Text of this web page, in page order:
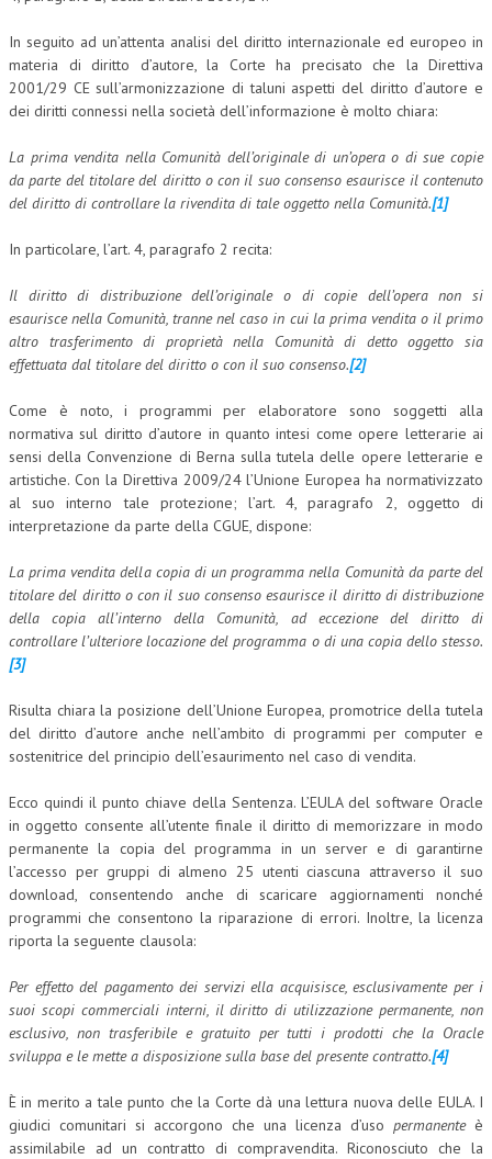
MARKETING
TREASURY IN FINANCIAL SERVICES
SVILUPPO SOSTENIBILE
DIRITTO PENALE D’IMPRESA
DIRITTO DEL WEB
CRIMINOLOGIA E CRIMINALISTICA
FISCO
DIRITTO TRIBUTARIO
TAX RISK MANAGEMENT
CRIMINOLOGIA TRIBUTARIA
CFC E PARADISI FISCALI
TRANSFER PRICING
PRASSI
AMMINISTRATIVA
GIURISPRUDENZA
EUROPEA
In seguito ad un’attenta analisi del diritto internazionale ed europeo in
materia di diritto d’autore, la Corte ha precisato che la Direttiva
2001/29 CE sull’armonizzazione di taluni aspetti del diritto d’autore e
dei diritti connessi nella società dell’informazione è molto chiara:
La prima vendita nella Comunità dell’originale di un’opera o di sue copie
da parte del titolare del diritto o con il suo consenso esaurisce il contenuto
del diritto di controllare la rivendita di tale oggetto nella Comunità.[1]
In particolare, l’art. 4, paragrafo 2 recita:
Il diritto di distribuzione dell’originale o di copie dell’opera non si
esaurisce nella Comunità, tranne nel caso in cui la prima vendita o il primo
altro trasferimento di proprietà nella Comunità di detto oggetto sia
effettuata dal titolare del diritto o con il suo consenso.[2]
Come è noto, i programmi per elaboratore sono soggetti alla
normativa sul diritto d’autore in quanto intesi come opere letterarie ai
sensi della Convenzione di Berna sulla tutela delle opere letterarie e
artistiche. Con la Direttiva 2009/24 l’Unione Europea ha normativizzato
al suo interno tale protezione; l’art. 4, paragrafo 2, oggetto di
interpretazione da parte della CGUE, dispone:
La prima vendita della copia di un programma nella Comunità da parte del
titolare del diritto o con il suo consenso esaurisce il diritto di distribuzione
della copia all’interno della Comunità, ad eccezione del diritto di
controllare l’ulteriore locazione del programma o di una copia dello stesso.
[3]
Risulta chiara la posizione dell’Unione Europea, promotrice della tutela
del diritto d’autore anche nell’ambito di programmi per computer e
sostenitrice del principio dell’esaurimento nel caso di vendita.
Ecco quindi il punto chiave della Sentenza. L’EULA del software Oracle
in oggetto consente all’utente finale il diritto di memorizzare in modo
permanente la copia del programma in un server e di garantirne
l’accesso per gruppi di almeno 25 utenti ciascuna attraverso il suo
download, consentendo anche di scaricare aggiornamenti nonché
programmi che consentono la riparazione di errori. Inoltre, la licenza
riporta la seguente clausola:
Per effetto del pagamento dei servizi ella acquisisce, esclusivamente per i
suoi scopi commerciali interni, il diritto di utilizzazione permanente, non
esclusivo, non trasferibile e gratuito per tutti i prodotti che la Oracle
sviluppa e le mette a disposizione sulla base del presente contratto.[4]
È in merito a tale punto che la Corte dà una lettura nuova delle EULA. I
giudici comunitari si accorgono che una licenza d’uso permanenteè
assimilabile ad un contratto di compravendita. Riconosciuto che la